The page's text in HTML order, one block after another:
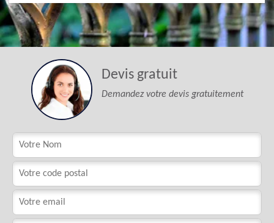
Devis gratuit
Demandez votre devis gratuitement